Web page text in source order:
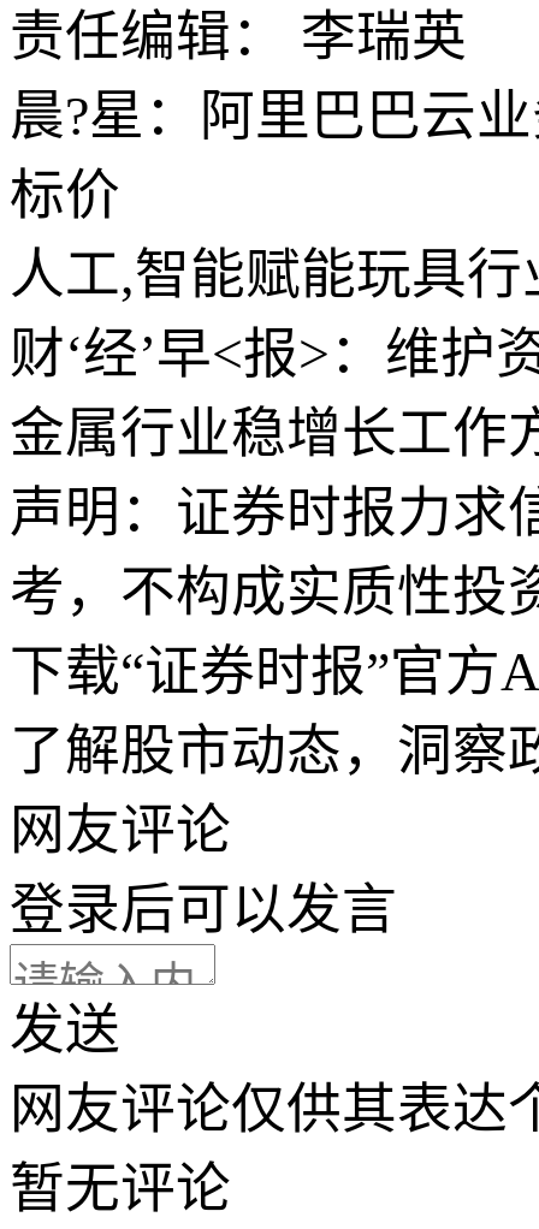
责任编辑： 李瑞英
晨?星：阿里巴巴云
标价
人工,智能赋能玩具
财‘经’早<报>：维
金属行业稳增长工作
声明：证券时报力求
考，不构成实质性投
下载“证券时报”官方
了解股市动态，洞察
网友评论
登录后可以发言
发送
网友评论仅供其表达
暂无评论